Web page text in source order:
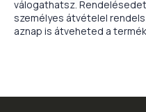
válogathatsz.
személyes átvételel
aznap is átveheted a